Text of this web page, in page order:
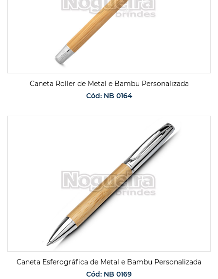
Caneta Roller de Metal e Bambu Personalizada
Cód: NB 0164
Caneta Esferográfica de Metal e Bambu Personalizada
Cód: NB 0169